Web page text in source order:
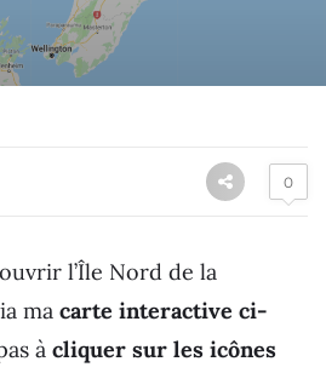
0
l’Île Nord de la
ma carte interactive ci-
à cliquer sur les icônes